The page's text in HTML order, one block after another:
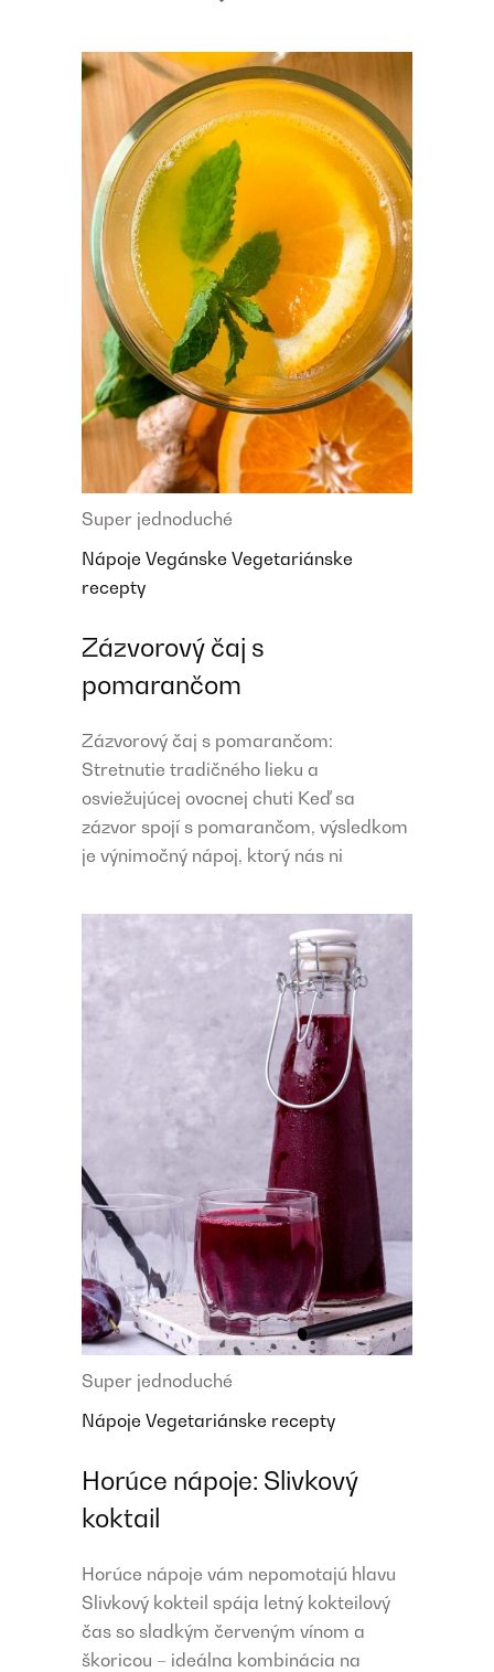
Super jednoduché
Nápoje Vegánske Vegetariánske
recepty
Zázvorový čaj s
pomarančom
Zázvorový čaj s pomarančom:
Stretnutie tradičného lieku a
osviežujúcej ovocnej chuti Keď sa
zázvor spojí s pomarančom, výsledkom
je výnimočný nápoj, ktorý nás ni
Super jednoduché
Nápoje Vegetariánske recepty
Horúce nápoje: Slivkový
koktail
Horúce nápoje vám nepomotajú hlavu
Slivkový kokteil spája letný kokteilový
čas so sladkým červeným vínom a
škoricou – ideálna kombinácia na